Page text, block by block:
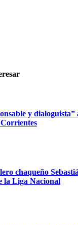
y dialoguista”
chaqueño
la Liga Nacional